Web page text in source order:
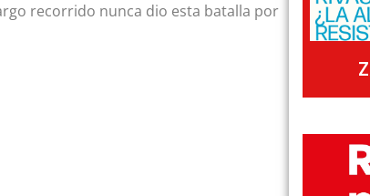
recorrido nunca dio esta batalla por